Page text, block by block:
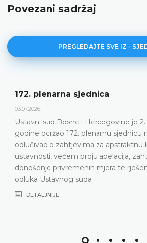
Povezani sadržaj
PREGLEDAJTE SVE IZ -
172. plenarna sjednica
03.07.2026.
Ustavni sud Bosne i Hercegovine je 2.
godine održao 172. plenarnu sjednicu
odlučivao o zahtjevima za apstraktnu
ustavnosti, većem broju apelacija,
donošenje privremenih mjera te
odluka Ustavnog suda
DETALJNIJE